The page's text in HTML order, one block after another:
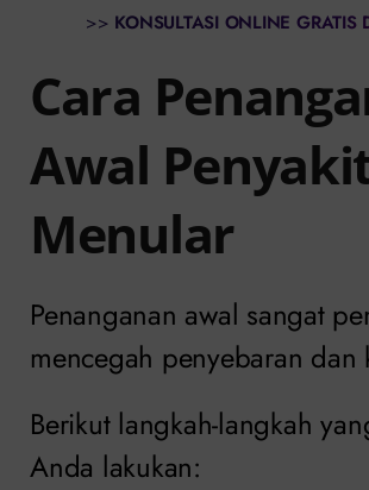
>> KONSULTASI ONLINE GRATIS
Cara
Awal
Menular
Penanganan awal sangat
mencegah penyebaran dan
Berikut langkah-langkah
Anda lakukan: